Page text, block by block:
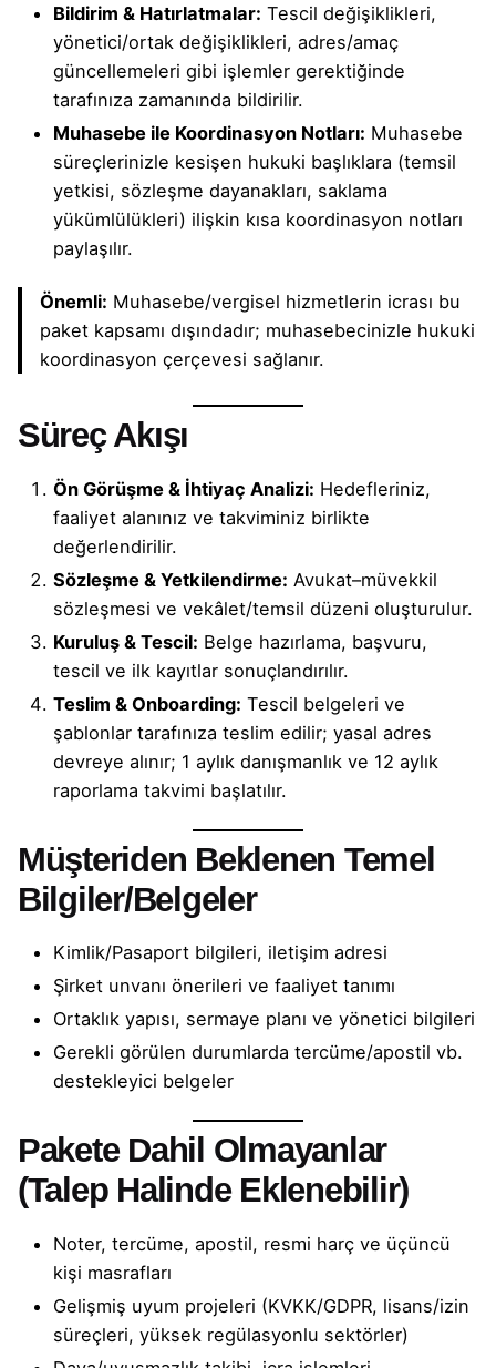
Bildirim & Hatırlatmalar: Tescil değişiklikleri,
yönetici/ortak değişiklikleri, adres/amaç
güncellemeleri gibi işlemler gerektiğinde
tarafınıza zamanında bildirilir.
Muhasebe ile Koordinasyon Notları: Muhasebe
süreçlerinizle kesişen hukuki başlıklara (temsil
yetkisi, sözleşme dayanakları, saklama
yükümlülükleri) ilişkin kısa koordinasyon notları
paylaşılır.
Önemli: Muhasebe/vergisel hizmetlerin icrası bu
paket kapsamı dışındadır; muhasebecinizle hukuki
koordinasyon çerçevesi sağlanır.
Süreç Akışı
Ön Görüşme & İhtiyaç Analizi: Hedefleriniz,
faaliyet alanınız ve takviminiz birlikte
değerlendirilir.
Sözleşme & Yetkilendirme: Avukat–müvekkil
sözleşmesi ve vekâlet/temsil düzeni oluşturulur.
Kuruluş & Tescil: Belge hazırlama, başvuru,
tescil ve ilk kayıtlar sonuçlandırılır.
Teslim & Onboarding: Tescil belgeleri ve
şablonlar tarafınıza teslim edilir; yasal adres
devreye alınır; 1 aylık danışmanlık ve 12 aylık
raporlama takvimi başlatılır.
Müşteriden Beklenen Temel
Bilgiler/Belgeler
Kimlik/Pasaport bilgileri, iletişim adresi
Şirket unvanı önerileri ve faaliyet tanımı
Ortaklık yapısı, sermaye planı ve yönetici bilgileri
Gerekli görülen durumlarda tercüme/apostil vb.
destekleyici belgeler
Pakete Dahil Olmayanlar
(Talep Halinde Eklenebilir)
Noter, tercüme, apostil, resmi harç ve üçüncü
kişi masrafları
Gelişmiş uyum projeleri (KVKK/GDPR, lisans/izin
süreçleri, yüksek regülasyonlu sektörler)